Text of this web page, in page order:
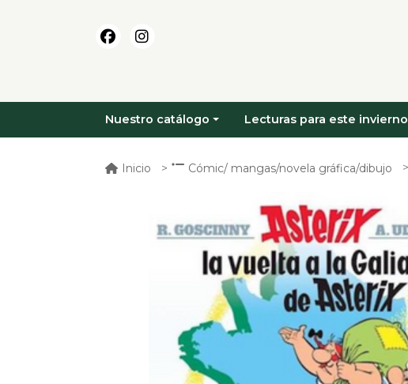
Nuestro catálogo Lecturas para este invierno
Inicio Cómic/ mangas/novela gráfica/dibujo